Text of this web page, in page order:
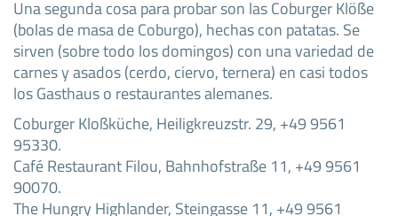
Una segunda cosa para probar son las Coburger Klöße
(bolas de masa de Coburgo), hechas con patatas. Se
sirven (sobre todo los domingos) con una variedad de
carnes y asados (cerdo, ciervo, ternera) en casi todos
los Gasthaus o restaurantes alemanes.
Coburger Kloßküche, Heiligkreuzstr. 29, +49 9561
95330.
Café Restaurant Filou, Bahnhofstraße 11, +49 9561
90070.
The Hungry Highlander, Steingasse 11, +49 9561